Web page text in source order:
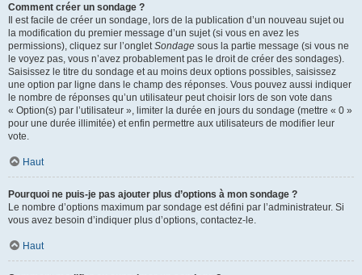
Comment créer un sondage ?
Il est facile de créer un sondage, lors de la publication d’un nouveau sujet ou
la modification du premier message d’un sujet (si vous en avez les
permissions), cliquez sur l’ongletSondage sous la partie message (si vous ne
le voyez pas, vous n’avez probablement pas le droit de créer des sondages).
Saisissez le titre du sondage et au moins deux options possibles, saisissez
une option par ligne dans le champ des réponses. Vous pouvez aussi indiquer
le nombre de réponses qu’un utilisateur peut choisir lors de son vote dans
« Option(s) par l’utilisateur », limiter la durée en jours du sondage (mettre « 0 »
pour une durée illimitée) et enfin permettre aux utilisateurs de modifier leur
vote.
Haut
Pourquoi ne puis-je pas ajouter plus d’options à mon sondage ?
Le nombre d’options maximum par sondage est défini par l’administrateur. Si
vous avez besoin d’indiquer plus d’options, contactez-le.
Haut